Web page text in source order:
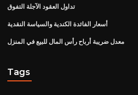
تداول العقود الآجلة التفوق
أسعار الفائدة الكندية والسياسة النقدية
معدل ضريبة أرباح رأس المال للبيع في المنزل
Tags